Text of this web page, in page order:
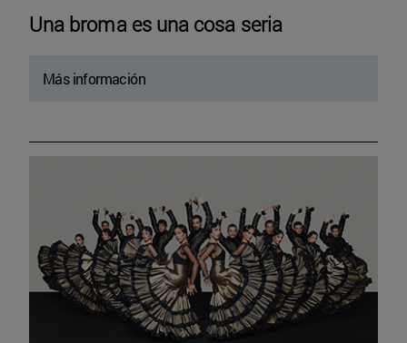
Una broma es una cosa seria
Más información